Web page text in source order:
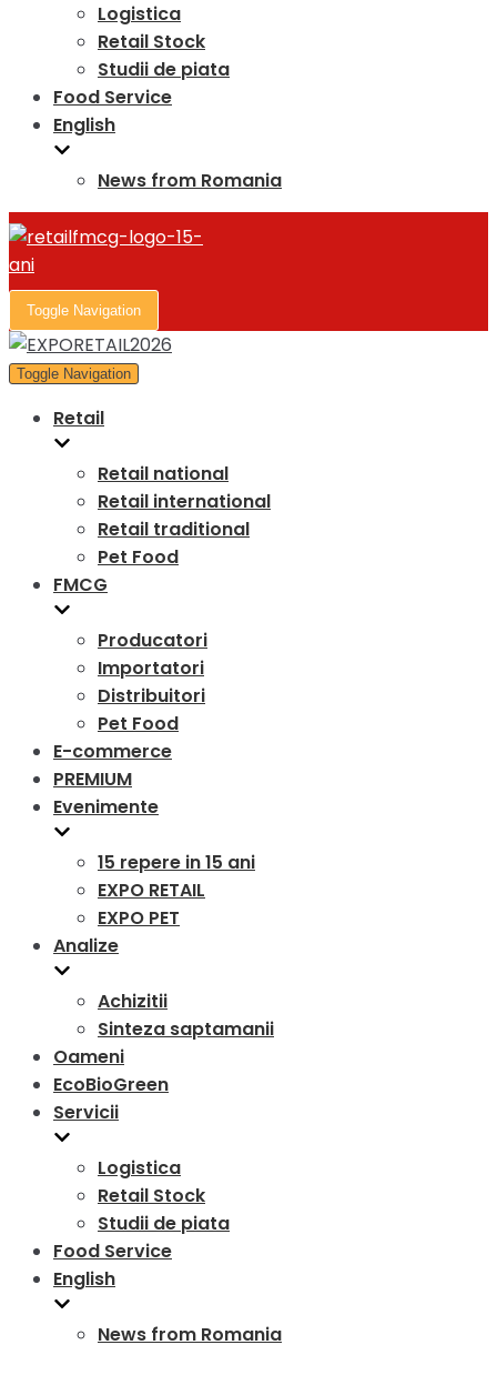
Logistica
Retail Stock
Studii de piata
Food Service
English
News from Romania
Toggle Navigation
Toggle Navigation
Retail
Retail national
Retail international
Retail traditional
Pet Food
FMCG
Producatori
Importatori
Distribuitori
Pet Food
E-commerce
PREMIUM
Evenimente
15 repere in 15 ani
EXPO RETAIL
EXPO PET
Analize
Achizitii
Sinteza saptamanii
Oameni
EcoBioGreen
Servicii
Logistica
Retail Stock
Studii de piata
Food Service
English
News from Romania